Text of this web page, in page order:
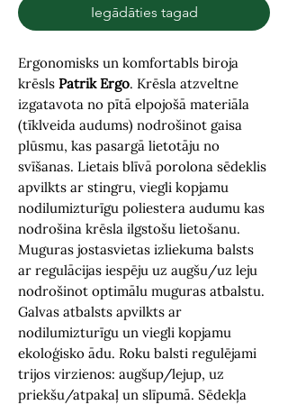
Iegādāties tagad
Ergonomisks un komfortabls biroja
krēsls Patrik Ergo. Krēsla atzveltne
izgatavota no pītā elpojošā materiāla
(tīklveida audums) nodrošinot gaisa
plūsmu, kas pasargā lietotāju no
svīšanas. Lietais blīvā porolona sēdeklis
apvilkts ar stingru, viegli kopjamu
nodilumizturīgu poliestera audumu kas
nodrošina krēsla ilgstošu lietošanu.
Muguras jostasvietas izliekuma balsts
ar regulācijas iespēju uz augšu/uz leju
nodrošinot optimālu muguras atbalstu.
Galvas atbalsts apvilkts ar
nodilumizturīgu un viegli kopjamu
ekoloģisko ādu. Roku balsti regulējami
trijos virzienos: augšup/lejup, uz
priekšu/atpakaļ un slīpumā. Sēdekļa